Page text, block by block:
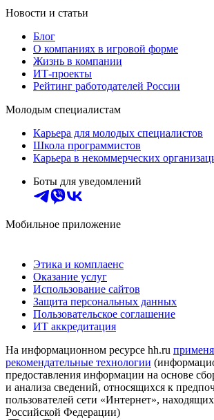
Новости и статьи
Блог
О компаниях в игровой форме
Жизнь в компании
ИТ-проекты
Рейтинг работодателей России
Молодым специалистам
Карьера для молодых специалистов
Школа программистов
Карьера в некоммерческих
Боты для уведомлений
Мобильное приложение
Этика и комплаенс
Оказание услуг
Использование сайтов
Защита персональных данных
Пользовательское соглашение
ИТ аккредитация
На информационном ресурсе hh.ru
рекомендательные технологии
предоставления информации на основе
и анализа сведений, относящихся к
пользователей сети «Интернет»,
Российской Федерации)